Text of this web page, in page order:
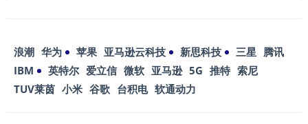
浪潮 华为 苹果 亚马逊云科技 新思科技 三星 腾讯
IBM
英特尔 爱立信 微软 亚马逊 5G 推特 索尼
TUV莱茵 小米 谷歌 台积电 软通动力